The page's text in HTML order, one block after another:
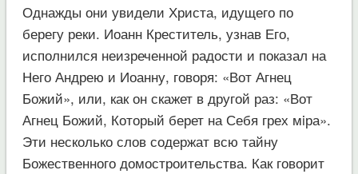
Однажды они увидели Христа, идущего по
берегу реки. Иоанн Креститель, узнав Его,
исполнился неизреченной радости и показал на
Него Андрею и Иоанну, говоря: «Вот Агнец
Божий», или, как он скажет в другой раз: «Вот
Агнец Божий, Который берет на Себя грех мiра».
Эти несколько слов содержат всю тайну
Божественного домостроительства. Как говорит